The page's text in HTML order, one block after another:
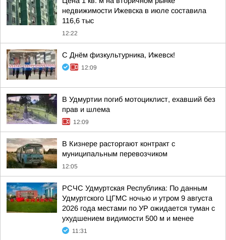
недвижимости Ижевска в июле составила
116,6 тыс
12:22
С Днём физкультурника, Ижевск!
12:09
В Удмуртии погиб мотоциклист, ехавший без
прав и шлема
12:09
В Кизнере расторгают контракт с
муниципальным перевозчиком
12:05
РСЧС Удмуртская Республика: По данным
Удмуртского ЦГМС ночью и утром 9 августа
2026 года местами по УР ожидается туман с
ухудшением видимости 500 м и менее
11:31